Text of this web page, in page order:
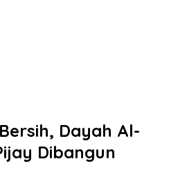
Dayah Al-
Dibangun